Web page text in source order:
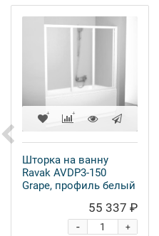
Шторка на ванну
Ravak AVDP3-150
Grape, профиль белый
55 337 ₽
+
-